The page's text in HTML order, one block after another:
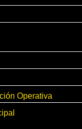
Operativa